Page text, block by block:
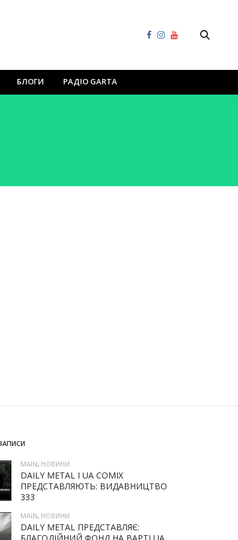
БЛОГИ РАДІО GARTA
MAIN, НОВИНИ
DAILY METAL І UA COMIX
ПРЕДСТАВЛЯЮТЬ: ВИДАВНИЦТВО
333
MAIN, НОВИНИ
DAILY METAL ПРЕДСТАВЛЯЄ:
БЛАГОДІЙНИЙ ФОНД НА ВАРТІ UA